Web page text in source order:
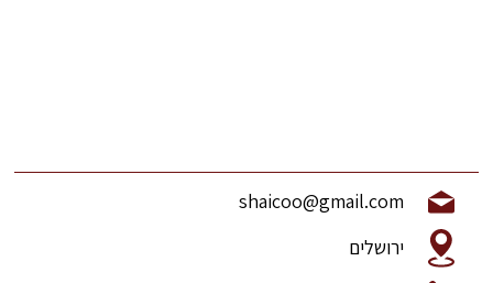
shaicoo@gmail.com
ירושלים